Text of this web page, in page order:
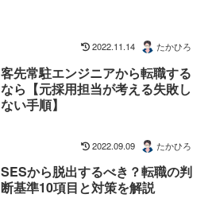
2022.11.14 たかひろ
客先常駐エンジニアから転職する
なら【元採用担当が考える失敗し
ない手順】
2022.09.09 たかひろ
SESから脱出するべき？転職の判
断基準10項目と対策を解説